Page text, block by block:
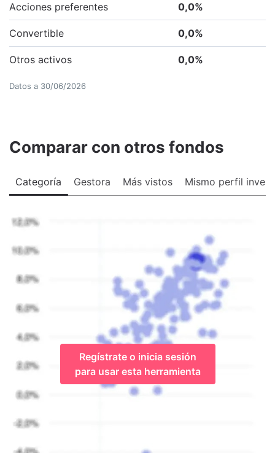
Acciones preferentes 0,0%
Convertible 0,0%
Otros activos 0,0%
Datos a 30/06/2026
Comparar con otros fondos
Categoría Gestora Más vistos Mismo perfil
Regístrate o inicia sesión
para usar esta herramienta